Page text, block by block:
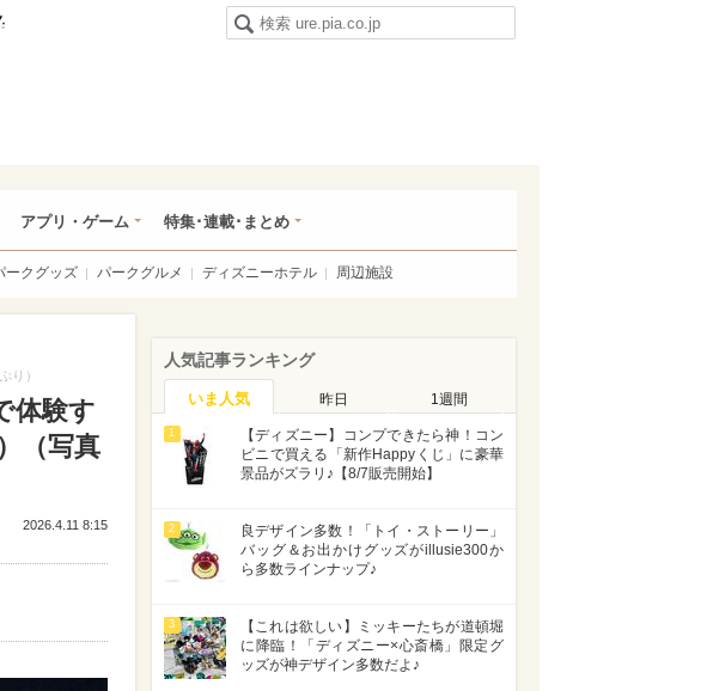
アプリ・ゲーム 特集･連載･まとめ
ークグッズ パークグルメ ディズニーホテル 周辺施設
り）
体験す
（写真
2026.4.11 8:15
人気記事ランキング
いま人気 昨日 1週間
1
【ディズニー】コンプできたら神！コン
ビニで買える「新作Happyくじ」に豪華
景品がズラリ♪【8/7販売開始】
2
良デザイン多数！「トイ・ストーリー」
バッグ＆お出かけグッズがillusie300か
ら多数ラインナップ♪
3
【これは欲しい】ミッキーたちが道頓堀
に降臨！「ディズニー×心斎橋」限定グ
ッズが神デザイン多数だよ♪